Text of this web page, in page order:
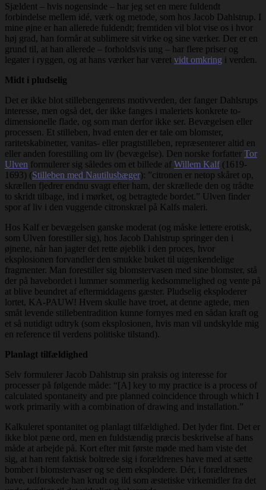
Sjældent – hvis nogensinde – har jeg set en mere fuldendt
forbindelse mellem idé, værk og metode, som hos Jacob Dahlstrup. I
mine øjne er han allerede fuldendt; fremtiden vil blot vise os i hvor
høj grad, han formår at sublimere sit virke og sine værker. Der er en
grund til, at han allerede – forholdsvis ung – har flere priser og
legater i ryggen, og at hans værker har været vidt omkring i verden.
Midt i pludselig
Det er ikke blot stillebengenrens motivverden, der fanger Dahlsrups
interesse, men også det, der ikke fanges i maleriets konkrete to-
dimensionelle flade, og som man derfor ikke ser. Bevægelsen eller
processen. Et stilleben, hvad enten der er tale om blomster,
raritetskabinetter, vanitas- eller pragtstilleben, repræsenterer altid en
eller anden forestilling om liv (bevægelse). Den norske forfatter Tor
Ulven formulerer sig således om et billede af Willem Kalf(1619-
1693) (Stilleben med Nautilusbæger): ”citronen er netop skåret op,
skrællen fjedrer endnu svagt efter ham, der skrællede den og trådte
to skridt tilbage, ind i mørket, og betragtede bordet.” Ulven finder
spor af liv i den vuggende citronskræl på Kalfs maleri.
Hos Kalf er bevægelsen ganske moderat (og måske lettere erotisk,
som Ulven forestiller sig), hos Jacob Dahlstrup springer den i
øjnene, når han jagter det rette øjeblik i den proces, hvor
eksplosionen forvandler den smukke buket til uigenkendelige
fragmenter. Man forestiller sig blomstervasen med sine blomster, stå
der på havebordet i lummer sommerlig kedsommelighed og vente på
at blive beundret af eftermiddagens gæster. Pludselig eksploderer
lortet, KA-PAUW! Hvem skulle have troet, at denne agtede, men
småt levende stillebentradition kunne fornyes med en sådan kraft og
et så nutidigt udtryk (som eksplosionen, hvis man vil undskylde mig
en reference til verdens politiske tilstand).
Planlagt tilfældighed
Selv formulerer Jacob Dahlstrup sin praksis og interesse for
processer på følgende måde: “[A] key to my practice is a process of
calculated spontaneity and pre planned coincidence through which I
work primarily with a combination of drawing and installation.”
Kalkuleret spontanitet og planlagt tilfældighed. Det lyder fint. Det er
ikke blot pæne ord, men en fuldstændig præcis beskrivelse af hans
måde at arbejde på. Kort efter mit første møde med ham viste det
sig, at han rent faktisk boltrede sig i forældrenes have med at sætte
bomber i blomstervaser og se dem eksplodere. Dér, i forældrenes
have, udforskede han krudt og ild som æstetiske virkemidler fra det